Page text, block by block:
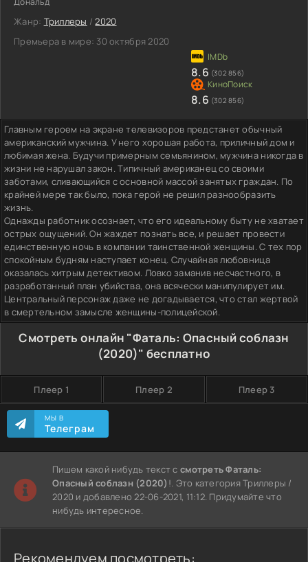
Жанр: Триллеры /2020
Премьера в мире: 30 октября 2020
8.6 (302 856)
8.6 (302 856)
Главным героем на экране телевизоров предстанет обычный
американский мужчина. У него хорошая работа, приличный дом и
любимая жена. Будучи примерным семьянином, мужчина никогда в
жизни не нарушал закон. Типичный американец со своими
заботами, сливающийся с основной массой занятых граждан. По
крайней мере так было, пока герой не решил разнообразить
жизнь.
Однажды работник осознает, что его идеальному быту не хватает
острых ощущений. Он жаждет познать все, и решает провести
единственную ночь в компании таинственной женщины. С тех пор
спокойным будням наступает конец. Случайная любовница
оказалась хитрым детективом. Ловко заманив несчастного, в
разработанный план убийства, она всячески манипулирует им.
Центральный персонаж даже не догадывается, что стал жертвой
в смертельном замысле женщины-полицейской.
Смотреть онлайн "Фаталь: Опасный соблазн
(2020)" бесплатно
Плеер 1 Плеер 2 Плеер 3
МЫ В
Телеграм
Пишем какой нибудь текст ссмотреть Фаталь:
Опасный соблазн (2020) !. Это категория Триллеры /
2020 и добавлено 22-06-2021, 11:12. Придумайте что
нибудь интересное.
Рекомендуем посмотреть: